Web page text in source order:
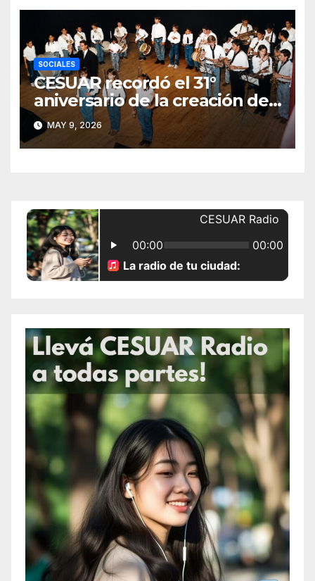
SOCIALES
CESUAR recordó el 31°
aniversario de la creación de
la Agrupación de Bandas San
Gabriel
MAY 9, 2026